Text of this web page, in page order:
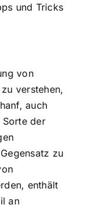
und Tricks
von
verstehen,
auch
Sorte der
zu
enthält
an